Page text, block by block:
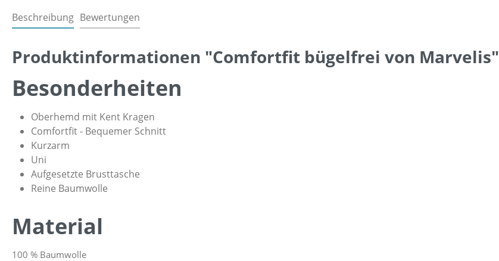
Beschreibung Bewertungen
Produktinformationen "Comfortfit bügelfrei von Marvelis"
Besonderheiten
Oberhemd mit Kent Kragen
Comfortfit - Bequemer Schnitt
Kurzarm
Uni
Aufgesetzte Brusttasche
Reine Baumwolle
Material
100 % Baumwolle